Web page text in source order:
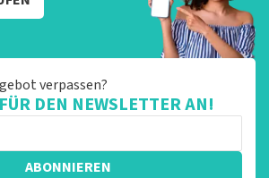
verpassen?
DEN NEWSLETTER AN!
ABONNIEREN